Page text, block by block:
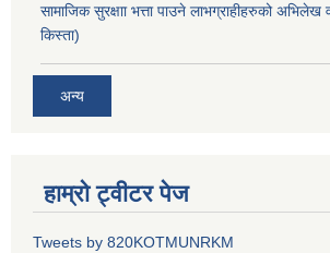
सामाजिक सुरक्षाा भत्ता पाउने लाभग्राहीहरुको
किस्ता)
अन्य
हाम्रो ट्वीटर पेज
Tweets by 820KOTMUNRKM